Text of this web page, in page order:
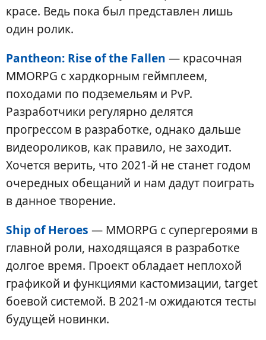
красе. Ведь пока был представлен лишь
один ролик.
Pantheon: Rise of the Fallen — красочная
MMORPG с хардкорным геймплеем,
походами по подземельям и PvP.
Разработчики регулярно делятся
прогрессом в разработке, однако дальше
видеороликов, как правило, не заходит.
Хочется верить, что 2021-й не станет годом
очередных обещаний и нам дадут поиграть
в данное творение.
Ship of Heroes — MMORPG с супергероями в
главной роли, находящаяся в разработке
долгое время. Проект обладает неплохой
графикой и функциями кастомизации, target
боевой системой. В 2021-м ожидаются тесты
будущей новинки.